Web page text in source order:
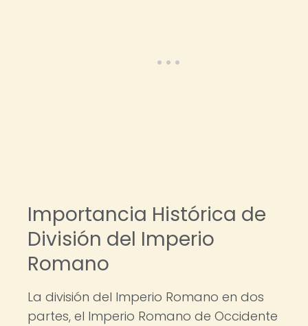
Importancia Histórica de
División del Imperio
Romano
La división del Imperio Romano en dos
partes, el Imperio Romano de Occidente